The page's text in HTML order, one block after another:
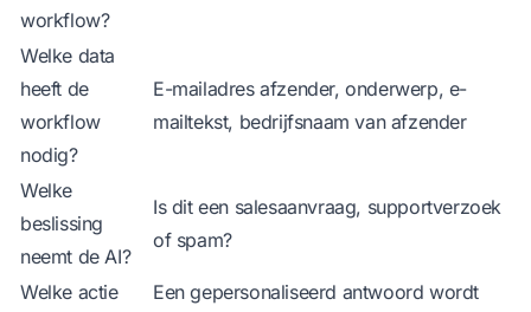
workflow?
Welke data
heeft de
workflow
nodig?
E-mailadres afzender, onderwerp, e-
mailtekst, bedrijfsnaam van afzender
Welke
beslissing
neemt de AI?
Is dit een salesaanvraag, supportverzoek
of spam?
Welke actie
Een gepersonaliseerd antwoord wordt